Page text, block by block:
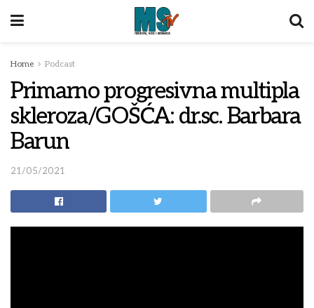
Home Podcast
Primarno progresivna multipla
skleroza/GOŠĆA: dr.sc. Barbara
Barun
21/05/2021